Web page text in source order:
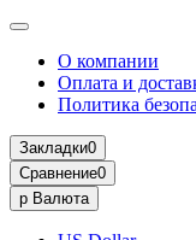
О компании
Оплата и
Политика
Закладки0
Сравнение0
р Валюта